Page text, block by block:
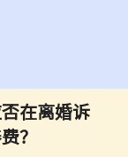
在离婚诉
？
府更新我的婚姻状
。我可以在香港登